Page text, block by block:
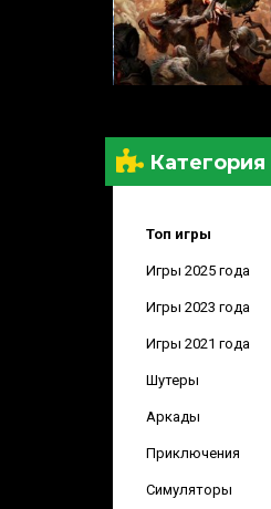
Категория
Топ игры
Игры 2025 года
Игры 2023 года
Игры 2021 года
Шутеры
Аркады
Приключения
Симуляторы